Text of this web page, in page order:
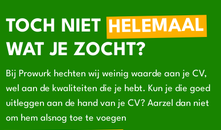
TOCH NIETHELEMAAL
WAT JE ZOCHT?
Bij Prowurk hechten wij weinig waarde aan je CV,
wel aan de kwaliteiten die je hebt. Kun je die goed
uitleggen aan de hand van je CV? Aarzel dan niet
om hem alsnog toe te voegen